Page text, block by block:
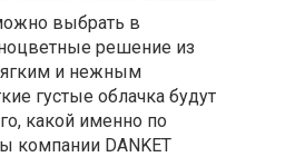
выбрать в
решение из
и нежным
густые облачка будут
какой именно по
компании DANKET